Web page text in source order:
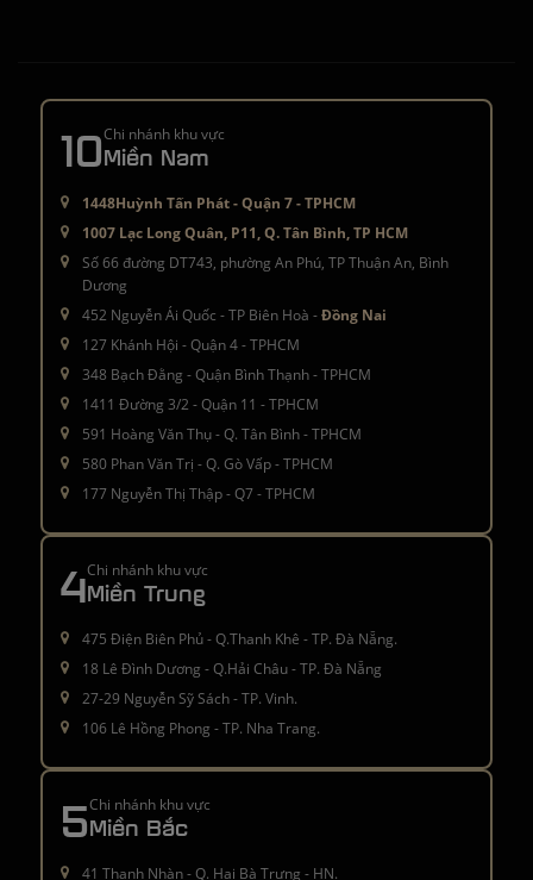
10Chi nhánh khu vực
Miền Nam
1448Huỳnh Tấn Phát - Quận 7 - TPHCM
1007 Lạc Long Quân, P11, Q. Tân Bình, TP HCM
Số 66 đường DT743, phường An Phú, TP Thuận An, Bình
Dương
452 Nguyễn Ái Quốc - TP Biên Hoà -Đồng Nai
127 Khánh Hội - Quận 4 - TPHCM
348 Bạch Đằng - Quận Bình Thạnh - TPHCM
1411 Đường 3/2 - Quận 11 - TPHCM
591 Hoàng Văn Thụ - Q. Tân Bình - TPHCM
580 Phan Văn Trị - Q. Gò Vấp - TPHCM
177 Nguyễn Thị Thập - Q7 - TPHCM
4Chi nhánh khu vực
Miền Trung
475 Điện Biên Phủ - Q.Thanh Khê - TP. Đà Nẵng.
18 Lê Đình Dương - Q.Hải Châu - TP. Đà Nẵng
27-29 Nguyễn Sỹ Sách - TP. Vinh.
106 Lê Hồng Phong - TP. Nha Trang.
5Chi nhánh khu vực
Miền Bắc
41 Thanh Nhàn - Q. Hai Bà Trưng - HN.